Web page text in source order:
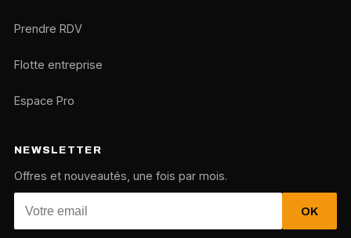
Prendre RDV
Flotte entreprise
Espace Pro
NEWSLETTER
Offres et nouveautés, une fois par mois.
OK